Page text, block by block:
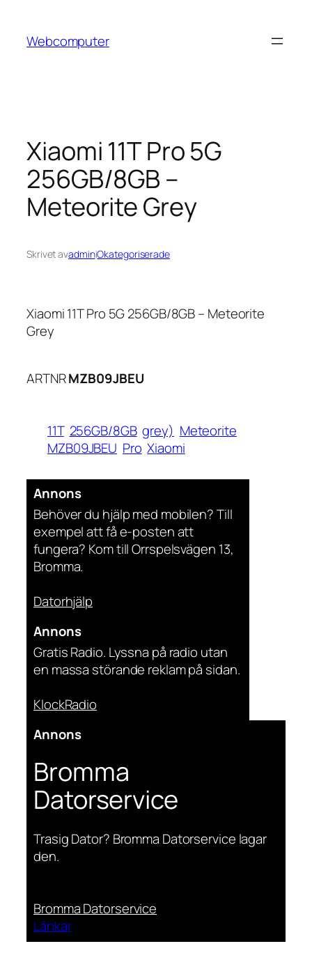
innehåll
Webcomputer
Xiaomi 11T Pro 5G
256GB/8GB –
Meteorite Grey
Skrivet avadminiOkategoriserade
Xiaomi 11T Pro 5G 256GB/8GB – Meteorite
Grey
ARTNRMZB09JBEU
11T 256GB/8GB grey) Meteorite
MZB09JBEU Pro Xiaomi
Annons
Behöver du hjälp med mobilen? Till
exempel att få e-posten att
fungera? Kom till Orrspelsvägen 13,
Bromma.
Datorhjälp
Annons
Gratis Radio. Lyssna på radio utan
en massa störande reklam på sidan.
KlockRadio
Annons
Bromma
Datorservice
Trasig Dator? Bromma Datorservice lagar
den.
Bromma Datorservice
Länkar